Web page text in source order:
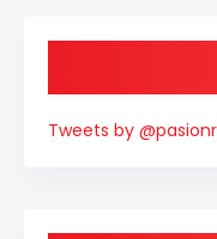
Tweets by